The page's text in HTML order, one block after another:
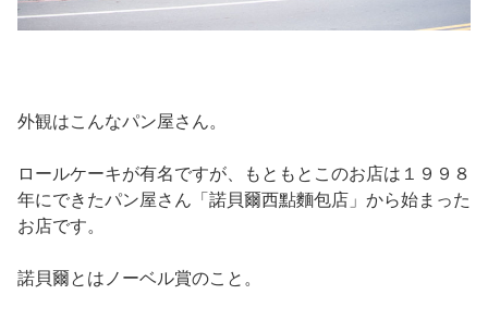
外観はこんなパン屋さん。
ロールケーキが有名ですが、もともとこのお店は１９９８
年にできたパン屋さん「諾貝爾西點麵包店」から始まった
お店です。
諾貝爾とはノーベル賞のこと。